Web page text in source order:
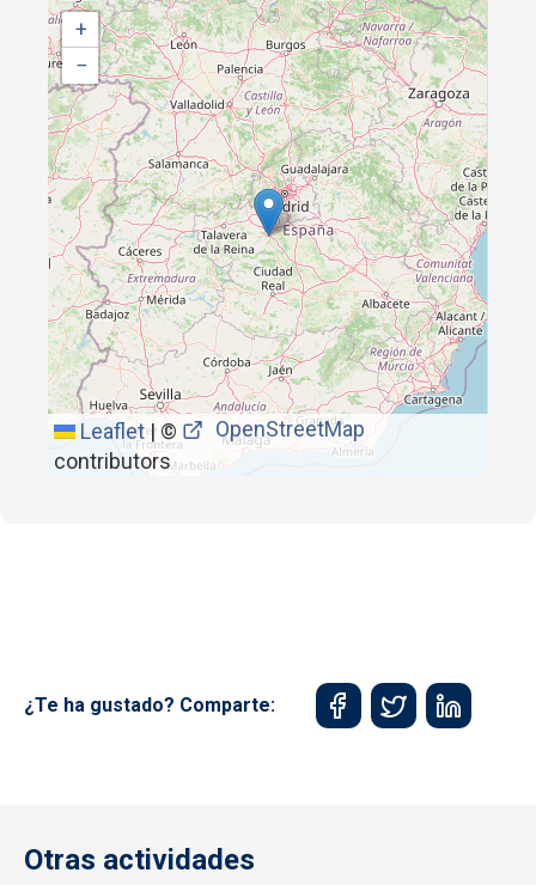
+
−
Leaflet|©
OpenStreetMap
contributors
¿Te ha gustado? Comparte:
Otras actividades